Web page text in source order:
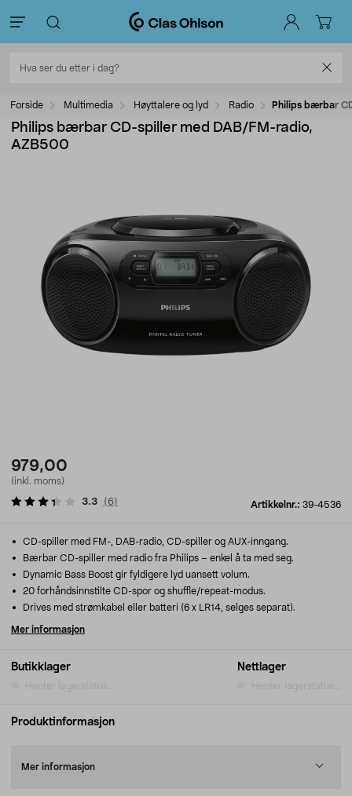
Forside Multimedia Høyttalere og lyd Radio Philips bærbar
Philips bærbar CD-spiller med DAB/FM-radio,
AZB500
979,00
(inkl. moms)
Artikkelnr.: 39-4536
3.3 (6)
Butikklager
Henter lagerstatus...
Nettlager
Henter lagerstatus...
CD-spiller med FM-, DAB-radio, CD-spiller og AUX-inngang.
Bærbar CD-spiller med radio fra Philips – enkel å ta med seg.
Dynamic Bass Boost gir fyldigere lyd uansett volum.
20 forhåndsinnstilte CD-spor og shuffle/repeat-modus.
Drives med strømkabel eller batteri (6 x LR14, selges separat).
Mer informasjon
Produktinformasjon
Mer informasjon